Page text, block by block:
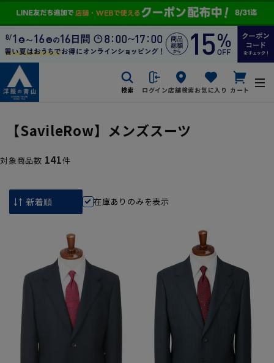
検索 ログイン店舗検索お気に入り カート
【SavileRow】メンズスーツ
対象商品数 141件
在庫ありのみを表示